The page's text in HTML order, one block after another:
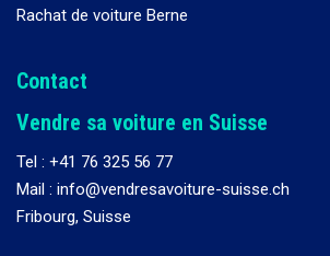
Rachat de voiture Berne
Contact
Vendre sa voiture en Suisse
Tel : +41 76 325 56 77
Mail : info@vendresavoiture-suisse.ch
Fribourg, Suisse